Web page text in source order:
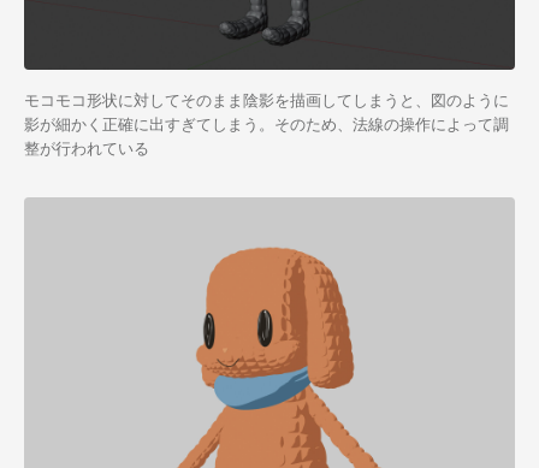
モコモコ形状に対してそのまま陰影を描画してしまうと、図のように
影が細かく正確に出すぎてしまう。そのため、法線の操作によって調
整が行われている